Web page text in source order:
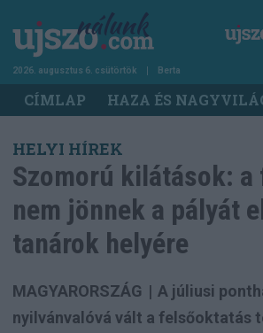
tartalomra
2026. augusztus 6. csütörtök Berta
Main
navigation
CÍMLAP HAZA ÉS
HELYI HÍREK
Szomorú kilátások:
nem jönnek a pályát
tanárok helyére
MAGYARORSZÁG | A júliusi
nyilvánvalóvá vált a felsőoktatás